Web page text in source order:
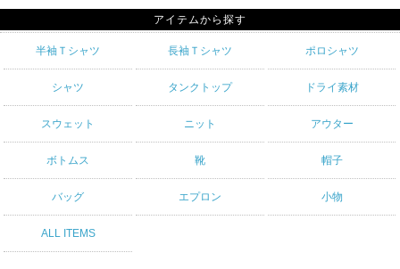
アイテムから探す
半袖Ｔシャツ 長袖Ｔシャツ ポロシャツ
シャツ タンクトップ ドライ素材
スウェット ニット アウター
ボトムス 靴 帽子
バッグ エプロン 小物
ALL ITEMS